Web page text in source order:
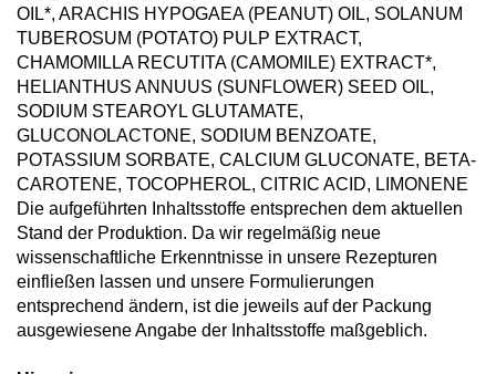
OIL*, ARACHIS HYPOGAEA (PEANUT) OIL, SOLANUM
TUBEROSUM (POTATO) PULP EXTRACT,
CHAMOMILLA RECUTITA (CAMOMILE) EXTRACT*,
HELIANTHUS ANNUUS (SUNFLOWER) SEED OIL,
SODIUM STEAROYL GLUTAMATE,
GLUCONOLACTONE, SODIUM BENZOATE,
POTASSIUM SORBATE, CALCIUM GLUCONATE, BETA-
CAROTENE, TOCOPHEROL, CITRIC ACID, LIMONENE
Die aufgeführten Inhaltsstoffe entsprechen dem aktuellen
Stand der Produktion. Da wir regelmäßig neue
wissenschaftliche Erkenntnisse in unsere Rezepturen
einfließen lassen und unsere Formulierungen
entsprechend ändern, ist die jeweils auf der Packung
ausgewiesene Angabe der Inhaltsstoffe maßgeblich.